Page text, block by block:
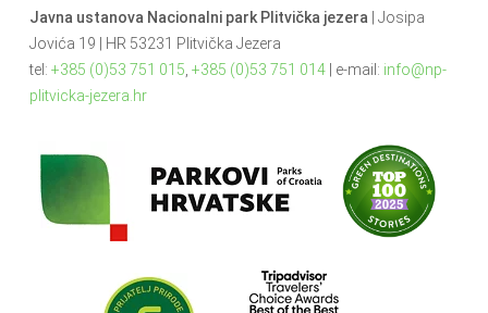
Javna ustanova Nacionalni park Plitvička jezera| Josipa
Jovića 19 | HR 53231 Plitvička Jezera
tel: +385 (0)53 751 015, +385 (0)53 751 014| e-mail: info@np-
plitvicka-jezera.hr